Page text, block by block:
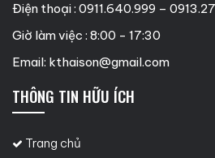
Điện thoại : 0911.640.999 –
Giờ làm việc : 8:00 - 17:30
Email: kthaison@gmail.com
THÔNG TIN HỮU ÍCH
Trang chủ